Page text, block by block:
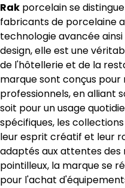
Rak porcelain se
fabricants de porcelaine
technologie avancée
design, elle est une
de l'hôtellerie et de la
marque sont conçus pour
professionnels, en alliant
soit pour un usage
spécifiques, les collections
leur esprit créatif et leur
adaptés aux attentes des
pointilleux, la marque se
pour l'achat